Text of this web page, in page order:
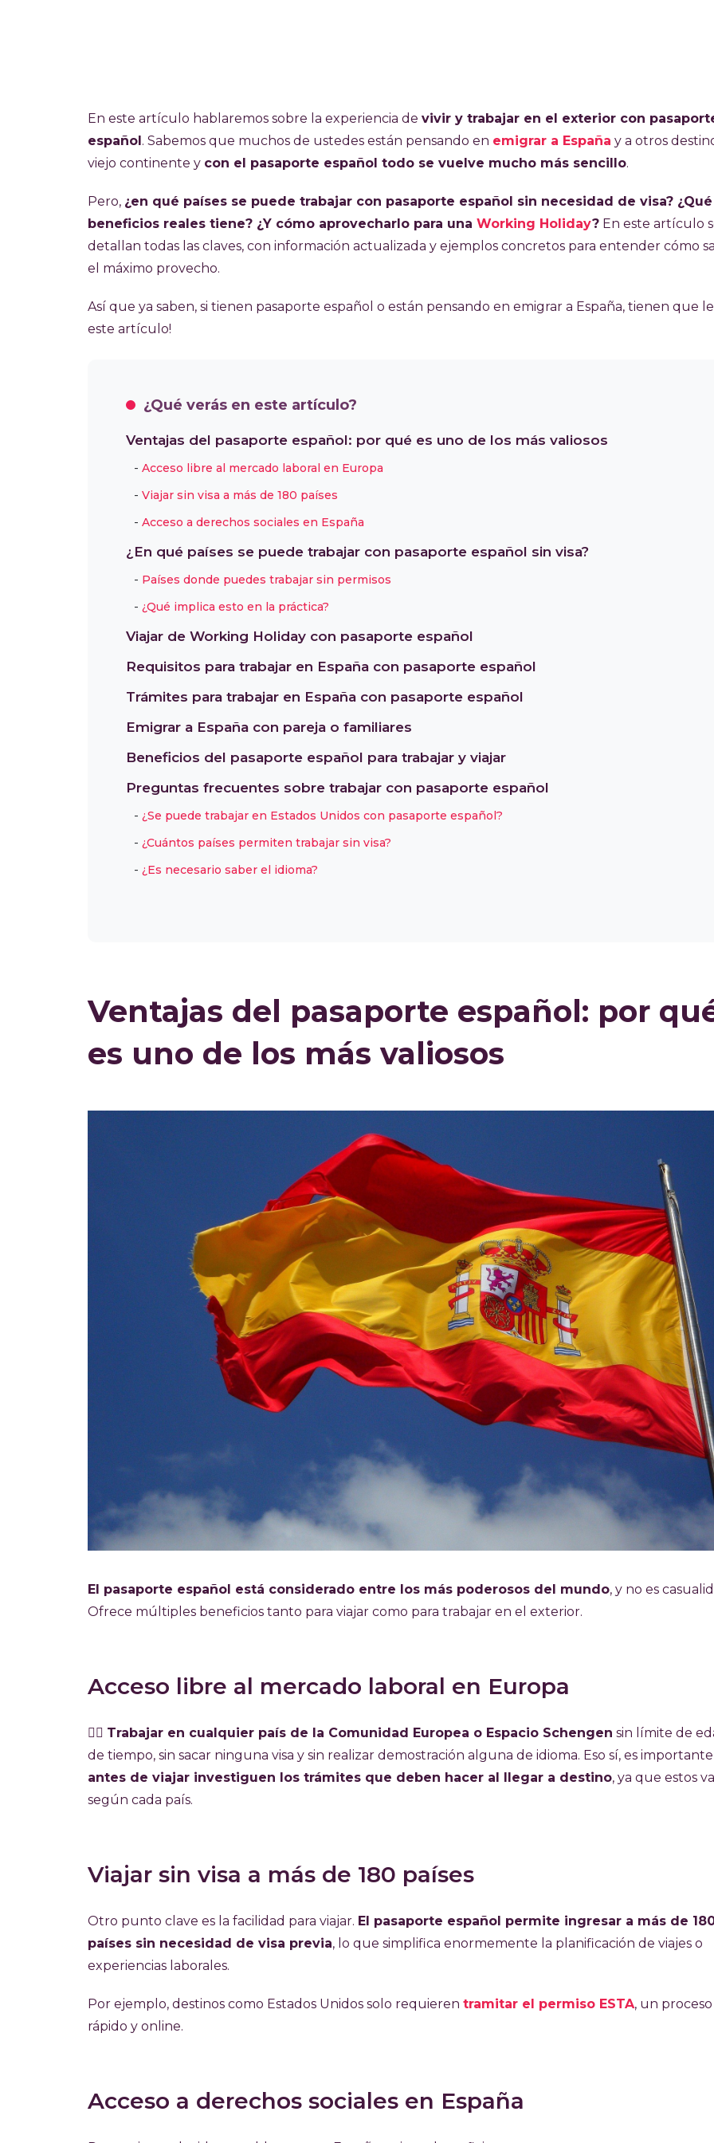
En este artículo hablaremos sobre la experiencia de vivir y trabajar en el exterior con
español. Sabemos que muchos de ustedes están pensando en emigrar a España y a otros
viejo continente y con el pasaporte español todo se vuelve mucho más sencillo.
Pero, ¿en qué países se puede trabajar con pasaporte español sin necesidad de visa? ¿Qué
beneficios reales tiene? ¿Y cómo aprovecharlo para una Working Holiday? En este artículo
detallan todas las claves, con información actualizada y ejemplos concretos para entender cómo
el máximo provecho.
Así que ya saben, si tienen pasaporte español o están pensando en emigrar a España, tienen que
este artículo!
¿Qué verás en este artículo?
Ventajas del pasaporte español: por qué es uno de los más valiosos
Acceso libre al mercado laboral en Europa
Viajar sin visa a más de 180 países
Acceso a derechos sociales en España
¿En qué países se puede trabajar con pasaporte español sin visa?
Países donde puedes trabajar sin permisos
¿Qué implica esto en la práctica?
Viajar de Working Holiday con pasaporte español
Requisitos para trabajar en España con pasaporte español
Trámites para trabajar en España con pasaporte español
Emigrar a España con pareja o familiares
Beneficios del pasaporte español para trabajar y viajar
Preguntas frecuentes sobre trabajar con pasaporte español
¿Se puede trabajar en Estados Unidos con pasaporte español?
¿Cuántos países permiten trabajar sin visa?
¿Es necesario saber el idioma?
Ventajas del pasaporte español: por
es uno de los más valiosos
El pasaporte español está considerado entre los más poderosos del mundo, y no es
Ofrece múltiples beneficios tanto para viajar como para trabajar en el exterior.
Acceso libre al mercado laboral en Europa
👉🏼 Trabajar en cualquier país de la Comunidad Europea o Espacio Schengen sin límite de
de tiempo, sin sacar ninguna visa y sin realizar demostración alguna de idioma. Eso sí, es
antes de viajar investiguen los trámites que deben hacer al llegar a destino, ya que estos
según cada país.
Viajar sin visa a más de 180 países
Otro punto clave es la facilidad para viajar. El pasaporte español permite ingresar a más de
países sin necesidad de visa previa, lo que simplifica enormemente la planificación de viajes o
experiencias laborales.
Por ejemplo, destinos como Estados Unidos solo requieren tramitar el permiso ESTA, un proceso
rápido y online.
Acceso a derechos sociales en España